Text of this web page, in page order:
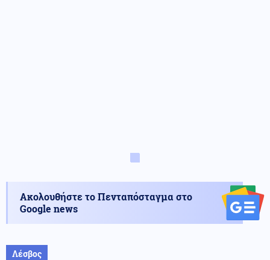
Ακολουθήστε το Πενταπόσταγμα στο
Google news
Λέσβος